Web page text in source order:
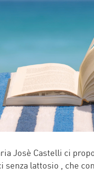
Josè Castelli ci
senza lattosio , che